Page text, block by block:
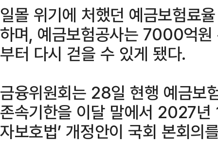
일몰 위기에 처했던 예금보험료
하며, 예금보험공사는 7000억원
부터 다시 걷을 수 있게 됐다.
금융위원회는 28일 현행 예금
존속기한을 이달 말에서 2027년
자보호법’ 개정안이 국회 본회의